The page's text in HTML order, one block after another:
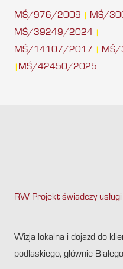
MŚ/976/2009 MŚ/
MŚ/39249/2024
MŚ/14107/2017
MŚ/42450/2025
RW Projekt świadczy
Wizja lokalna i dojazd do
podlaskiego, głównie